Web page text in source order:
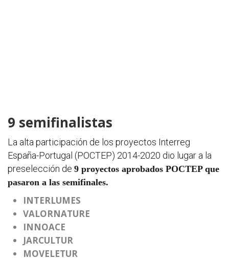
9 semifinalistas
La alta participación de los proyectos Interreg
España-Portugal (POCTEP) 2014-2020 dio lugar a la
preselección de 9 proyectos aprobados POCTEP que
pasaron a las semifinales.
INTERLUMES
VALORNATURE
INNOACE
JARCULTUR
MOVELETUR